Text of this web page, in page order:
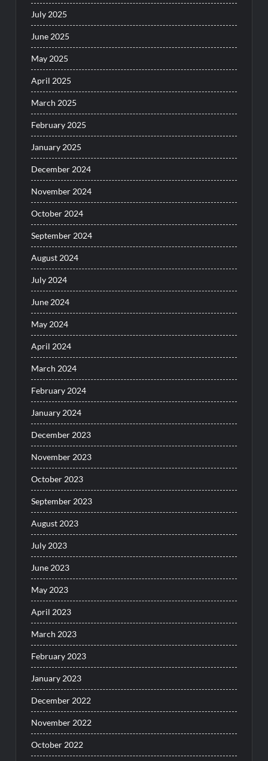
July 2025
June 2025
May 2025
April 2025
March 2025
February 2025
January 2025
December 2024
November 2024
October 2024
September 2024
August 2024
July 2024
June 2024
May 2024
April 2024
March 2024
February 2024
January 2024
December 2023
November 2023
October 2023
September 2023
August 2023
July 2023
June 2023
May 2023
April 2023
March 2023
February 2023
January 2023
December 2022
November 2022
October 2022